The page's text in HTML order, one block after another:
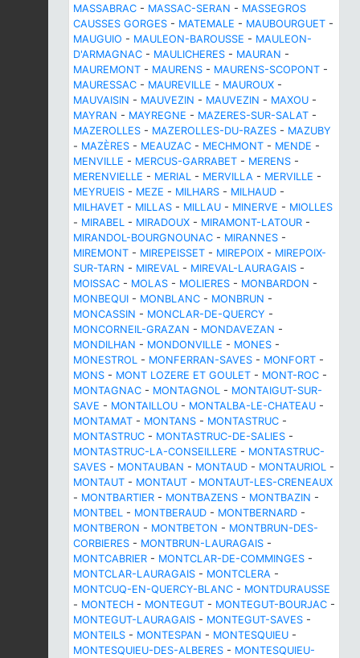
MASSABRAC - MASSAC-SERAN - MASSEGROS
CAUSSES GORGES - MATEMALE - MAUBOURGUET -
MAUGUIO - MAULEON-BAROUSSE - MAULEON-
D'ARMAGNAC - MAULICHERES - MAURAN -
MAUREMONT - MAURENS - MAURENS-SCOPONT -
MAURESSAC - MAUREVILLE - MAUROUX -
MAUVAISIN - MAUVEZIN - MAUVEZIN - MAXOU -
MAYRAN - MAYREGNE - MAZERES-SUR-SALAT -
MAZEROLLES - MAZEROLLES-DU-RAZES - MAZUBY
- MAZÈRES - MEAUZAC - MECHMONT - MENDE -
MENVILLE - MERCUS-GARRABET - MERENS -
MERENVIELLE - MERIAL - MERVILLA - MERVILLE -
MEYRUEIS - MEZE - MILHARS - MILHAUD -
MILHAVET - MILLAS - MILLAU - MINERVE - MIOLLES
- MIRABEL - MIRADOUX - MIRAMONT-LATOUR -
MIRANDOL-BOURGNOUNAC - MIRANNES -
MIREMONT - MIREPEISSET - MIREPOIX - MIREPOIX-
SUR-TARN - MIREVAL - MIREVAL-LAURAGAIS -
MOISSAC - MOLAS - MOLIERES - MONBARDON -
MONBEQUI - MONBLANC - MONBRUN -
MONCASSIN - MONCLAR-DE-QUERCY -
MONCORNEIL-GRAZAN - MONDAVEZAN -
MONDILHAN - MONDONVILLE - MONES -
MONESTROL - MONFERRAN-SAVES - MONFORT -
MONS - MONT LOZERE ET GOULET - MONT-ROC -
MONTAGNAC - MONTAGNOL - MONTAIGUT-SUR-
SAVE - MONTAILLOU - MONTALBA-LE-CHATEAU -
MONTAMAT - MONTANS - MONTASTRUC -
MONTASTRUC - MONTASTRUC-DE-SALIES -
MONTASTRUC-LA-CONSEILLERE - MONTASTRUC-
SAVES - MONTAUBAN - MONTAUD - MONTAURIOL -
MONTAUT - MONTAUT - MONTAUT-LES-CRENEAUX
- MONTBARTIER - MONTBAZENS - MONTBAZIN -
MONTBEL - MONTBERAUD - MONTBERNARD -
MONTBERON - MONTBETON - MONTBRUN-DES-
CORBIERES - MONTBRUN-LAURAGAIS -
MONTCABRIER - MONTCLAR-DE-COMMINGES -
MONTCLAR-LAURAGAIS - MONTCLERA -
MONTCUQ-EN-QUERCY-BLANC - MONTDURAUSSE
- MONTECH - MONTEGUT - MONTEGUT-BOURJAC -
MONTEGUT-LAURAGAIS - MONTEGUT-SAVES -
MONTEILS - MONTESPAN - MONTESQUIEU -
MONTESQUIEU-DES-ALBERES - MONTESQUIEU-